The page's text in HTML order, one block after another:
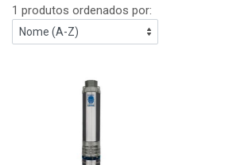
1 produtos ordenados por: